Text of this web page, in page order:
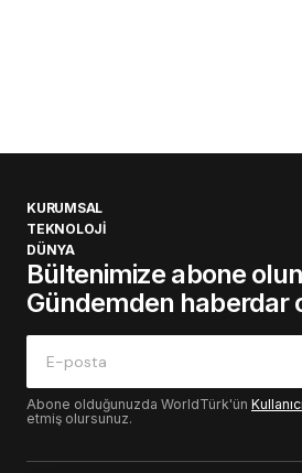
KURUMSAL
TEKNOLOJİ
DÜNYA
Bültenimize abone
Gündemden haberdar
Abone olduğunuzda WorldTürk'ün
etmiş olursunuz.